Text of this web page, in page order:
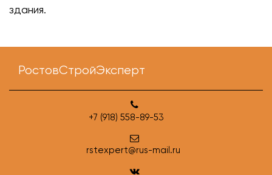
здания.
РостовСтройЭксперт
+7 (918) 558-89-53
rstexpert@rus-mail.ru